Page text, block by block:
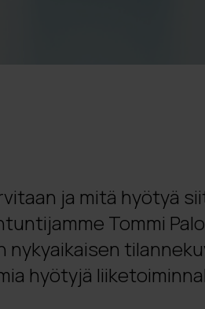
ja mitä hyötyä
Tommi
nykyaikaisen
hyötyjä